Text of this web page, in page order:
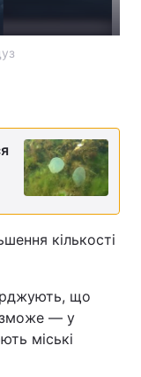
кількості
що
зможе — у
міські